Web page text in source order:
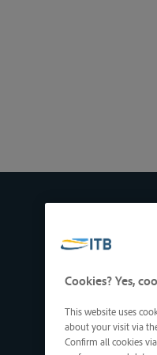
Cookies? Yes,
This website uses
about your visit via
Confirm all cookies